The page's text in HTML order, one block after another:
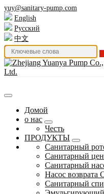
yuy@sanitary-pump.com
English
Русский
中文
Домой
о нас
Честь
ПРОДУКТЫ
Санитарный
Санитарный
Санитарный
Насос возврата
Санитарный